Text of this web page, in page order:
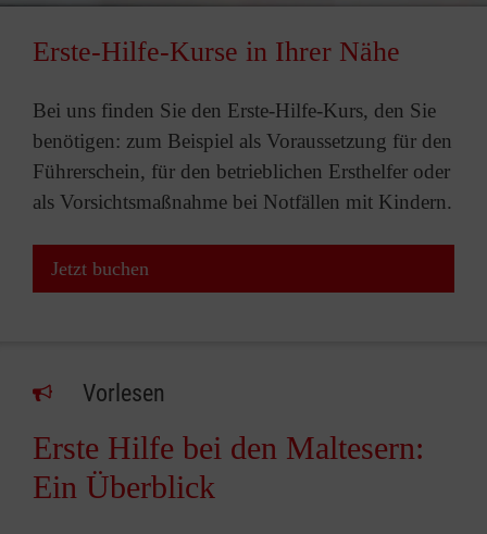
Erste-Hilfe-Kurse in Ihrer Nähe
Bei uns finden Sie den Erste-Hilfe-Kurs, den Sie
benötigen: zum Beispiel als Voraussetzung für den
Führerschein, für den betrieblichen Ersthelfer oder
als Vorsichtsmaßnahme bei Notfällen mit Kindern.
Jetzt buchen
Vorlesen
Erste Hilfe bei den Maltesern:
Ein Überblick